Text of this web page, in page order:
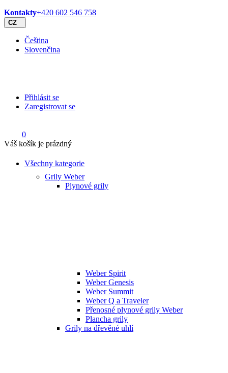
Kontakty+420 602 546 758
CZ
Čeština
Slovenčina
Přihlásit se
Zaregistrovat se
0
Váš košík je prázdný
Všechny kategorie
Grily Weber
Plynové grily
Weber Spirit
Weber Genesis
Weber Summit
Weber Q a Traveler
Přenosné plynové grily Weber
Plancha grily
Grily na dřevěné uhlí